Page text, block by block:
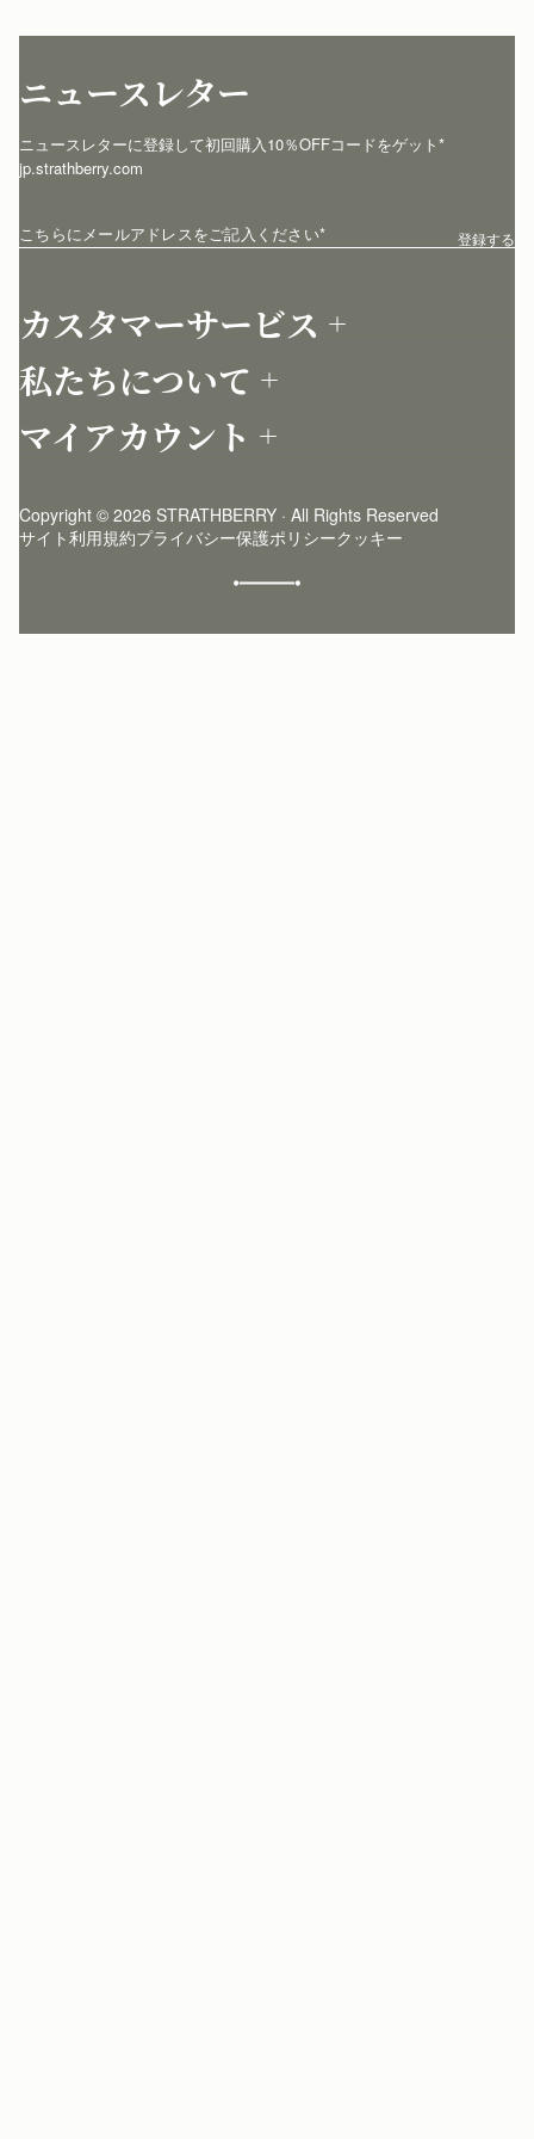
カスタマーサービス
配送について
よくあるご質問
私たちについて
ストラスベリーについて
ストラスベリー 愛用 者のスタイリング
マイアカウント
ストラスベリーインサイダー
ニュースレター
ニュースレターに登録して初回購入10％OFFコードをゲット*
jp.strathberry.com
こちらにメールアドレスをご記入ください* 登録する
Copyright © 2026 STRATHBERRY · All Rights Reserved
サイト利用規約プライバシー保護ポリシークッキー